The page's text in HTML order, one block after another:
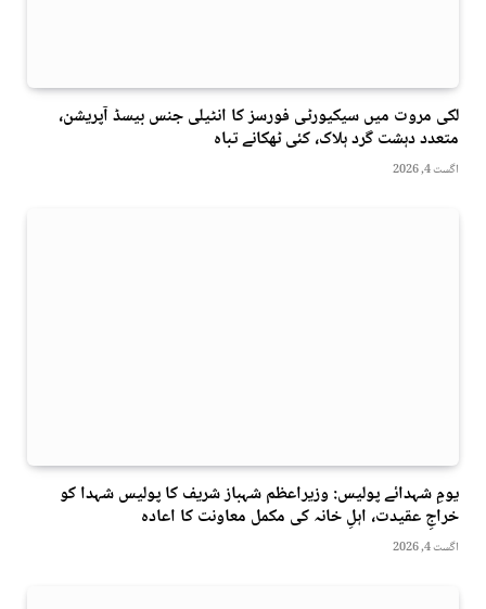
لکی مروت میں سیکیورٹی فورسز کا انٹیلی جنس بیسڈ آپریشن،
متعدد دہشت گرد ہلاک، کئی ٹھکانے تباہ
اگست 4, 2026
یومِ شہدائے پولیس: وزیراعظم شہباز شریف کا پولیس شہدا کو
خراجِ عقیدت، اہلِ خانہ کی مکمل معاونت کا اعادہ
اگست 4, 2026